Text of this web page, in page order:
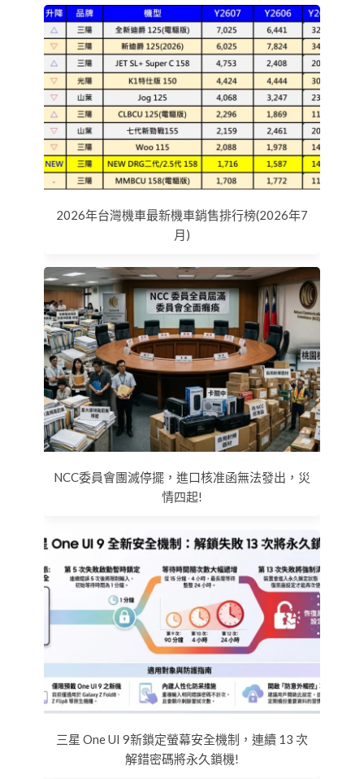
2026年台灣機車最新機車銷售排行榜(2026年7
月)
NCC委員會團滅停擺，進口核准函無法發出，災
情四起!
三星 One UI 9新鎖定螢幕安全機制，連續 13 次
解錯密碼將永久鎖機!